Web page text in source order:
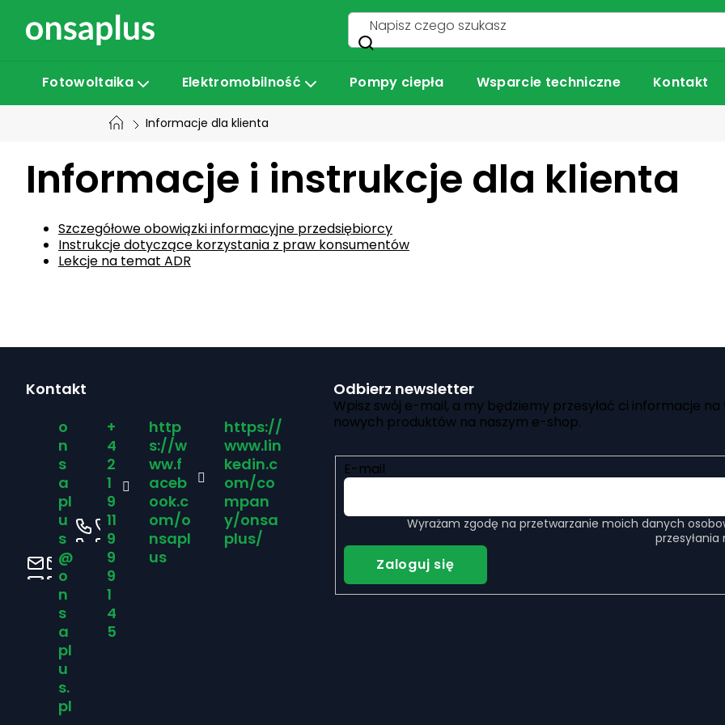
treści
Fotowoltaika Elektromobilność Pompy ciepła Wsparcie techniczne Kontakt
Informacje dla klienta
Informacje i instrukcje dla klienta
Szczegółowe obowiązki informacyjne przedsiębiorcy
Instrukcje dotyczące korzystania z praw konsumentów
Lekcje na temat ADR
Kontakt
o
n
s
a
pl
u
s
@
o
n
s
a
pl
u
s.
pl
+
4
2
1
9
11
9
9
9
1
4
5
http
s://w
ww.f
aceb
ook.c
om/o
nsapl
us
https://
www.lin
kedin.c
om/co
mpan
y/onsa
plus/
Odbierz newsletter
Wpisz swój e-mail, a my będziemy przesyłać ci informacje
nowych produktów na naszym e-shop.
E-mail
Wyrażam zgodę na przetwarzanie moich danych
Zaloguj się